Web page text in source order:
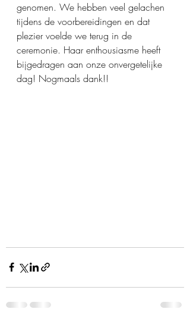
genomen. We hebben veel gelachen
tijdens de voorbereidingen en dat
plezier voelde we terug in de
ceremonie. Haar enthousiasme heeft
bijgedragen aan onze onvergetelijke
dag! Nogmaals dank!!